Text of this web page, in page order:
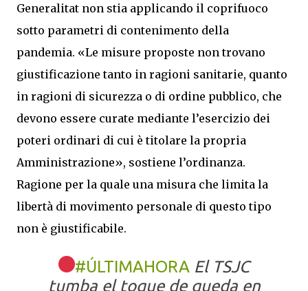
Generalitat non stia applicando il coprifuoco
sotto parametri di contenimento della
pandemia. «Le misure proposte non trovano
giustificazione tanto in ragioni sanitarie, quanto
in ragioni di sicurezza o di ordine pubblico, che
devono essere curate mediante l’esercizio dei
poteri ordinari di cui è titolare la propria
Amministrazione», sostiene l’ordinanza.
Ragione per la quale una misura che limita la
libertà di movimento personale di questo tipo
non è giustificabile.
#ÚLTIMAHORA El TSJC
tumba el toque de queda en